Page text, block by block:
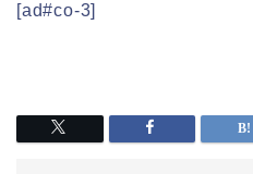
[ad#co-3]